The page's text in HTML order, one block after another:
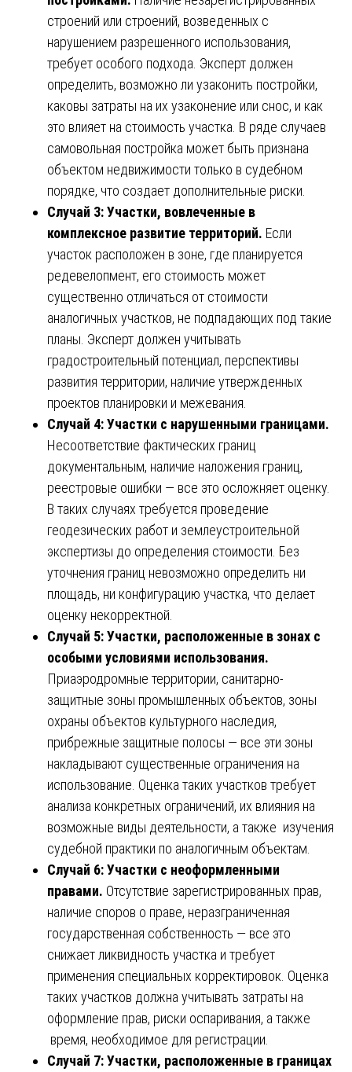
строений или строений, возведенных с
нарушением разрешенного использования,
требует особого подхода. Эксперт должен
определить, возможно ли узаконить постройки,
каковы затраты на их узаконение или снос, и как
это влияет на стоимость участка. В ряде случаев
самовольная постройка может быть признана
объектом недвижимости только в судебном
порядке, что создает дополнительные риски.
Случай 3: Участки, вовлеченные в
комплексное развитие территорий. Если
участок расположен в зоне, где планируется
редевелопмент, его стоимость может
существенно отличаться от стоимости
аналогичных участков, не подпадающих под такие
планы. Эксперт должен учитывать
градостроительный потенциал, перспективы
развития территории, наличие утвержденных
проектов планировки и межевания.
Случай 4: Участки с нарушенными границами.
Несоответствие фактических границ
документальным, наличие наложения границ,
реестровые ошибки — все это осложняет оценку.
В таких случаях требуется проведение
геодезических работ и землеустроительной
экспертизы до определения стоимости. Без
уточнения границ невозможно определить ни
площадь, ни конфигурацию участка, что делает
оценку некорректной.
Случай 5: Участки, расположенные в зонах с
особыми условиями использования.
Приаэродромные территории, санитарно-
защитные зоны промышленных объектов, зоны
охраны объектов культурного наследия,
прибрежные защитные полосы — все эти зоны
накладывают существенные ограничения на
использование. Оценка таких участков требует
анализа конкретных ограничений, их влияния на
возможные виды деятельности, а также изучения
судебной практики по аналогичным объектам.
Случай 6: Участки с неоформленными
правами. Отсутствие зарегистрированных прав,
наличие споров о праве, неразграниченная
государственная собственность — все это
снижает ликвидность участка и требует
применения специальных корректировок. Оценка
таких участков должна учитывать затраты на
оформление прав, риски оспаривания, а также
время, необходимое для регистрации.
Случай 7: Участки, расположенные в границах